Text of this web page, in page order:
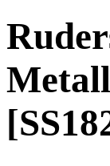
Metall